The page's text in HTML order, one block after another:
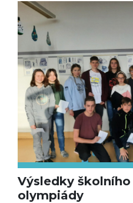
Výsledky
olympiády